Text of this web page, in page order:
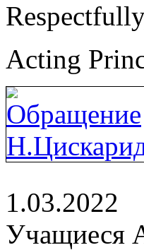
Acting
1.03.2022
Учащиеся